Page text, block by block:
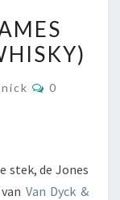
Comments
0
stek, de Jones
Van Dyck &